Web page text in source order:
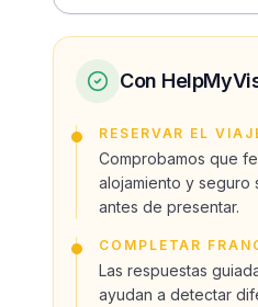
Con
RESERVAR EL
Comprobamos que
alojamiento y seguro
antes de presentar.
COMPLETAR
Las respuestas
ayudan a detectar